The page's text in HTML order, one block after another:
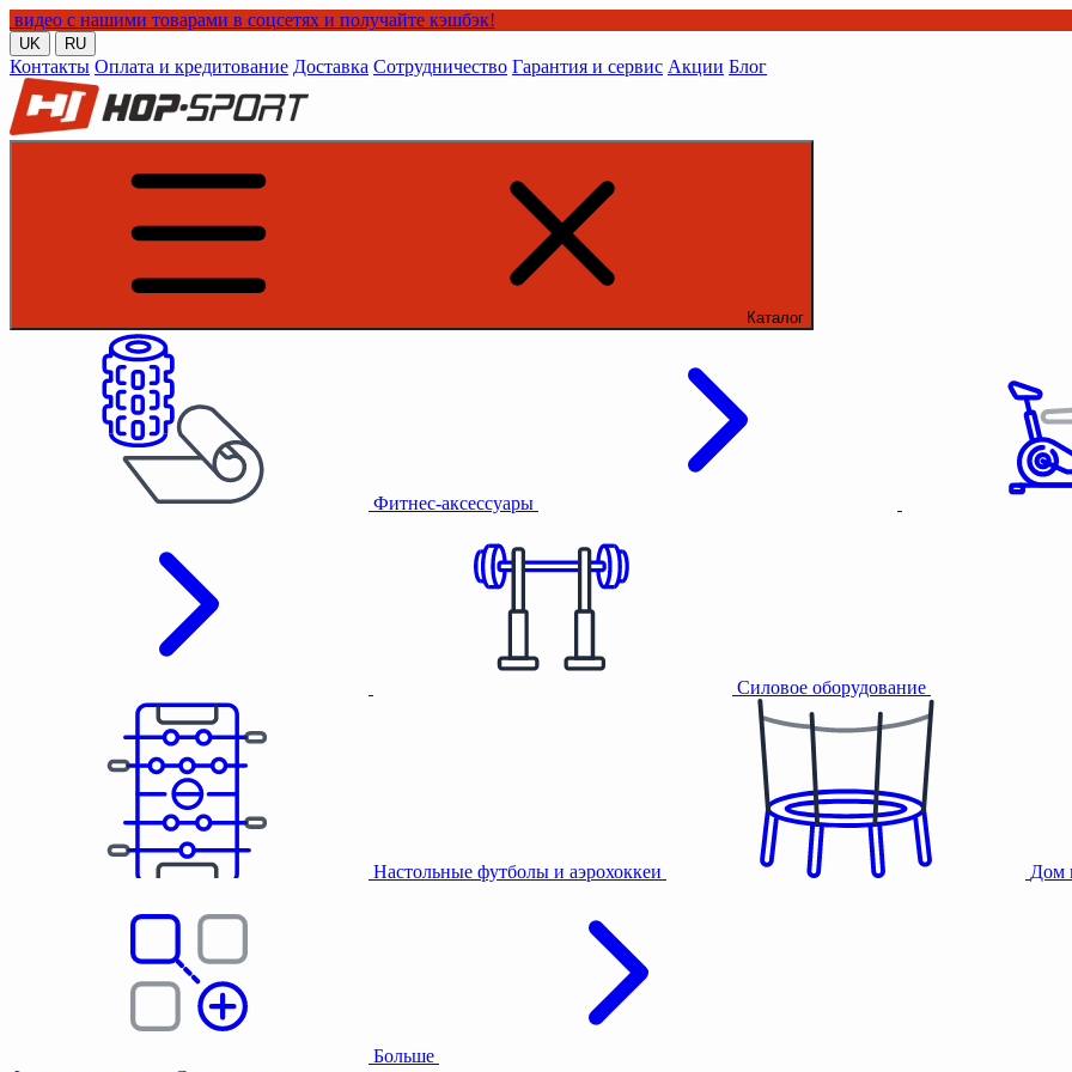
товарами в соцсетях и получайте кэшбэк!
UK RU
Контакты Оплата и кредитование Доставка Сотрудничество Гарантия и сервис Акции Блог
Каталог
Фитнес-аксессуары
Силовое оборудование
Настольные футболы и аэрохоккеи Дом
Больше